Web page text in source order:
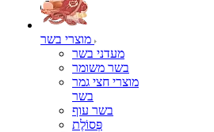
מעדני בשר
בשר משומר
מוצרי חצי גמר
בשר
בשר עוף
פְּסוֹלֶת